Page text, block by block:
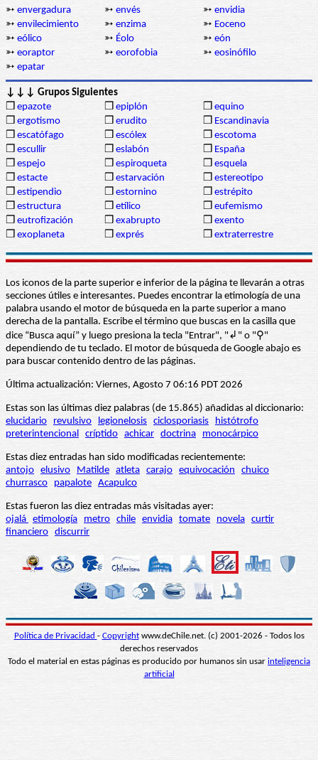
➳ envergadura ➳ envés ➳ envidia
➳ envilecimiento ➳ enzima ➳ Eoceno
➳ eólico ➳ Éolo ➳ eón
➳ eoraptor ➳ eorofobia ➳ eosinófilo
➳ epatar
↓↓↓ Grupos Siguientes
❒ epazote ❒ epiplón ❒ equino
❒ ergotismo ❒ erudito ❒ Escandinavia
❒ escatófago ❒ escólex ❒ escotoma
❒ escullir ❒ eslabón ❒ España
❒ espejo ❒ espiroqueta ❒ esquela
❒ estacte ❒ estarvación ❒ estereotipo
❒ estipendio ❒ estornino ❒ estrépito
❒ estructura ❒ etílico ❒ eufemismo
❒ eutrofización ❒ exabrupto ❒ exento
❒ exoplaneta ❒ exprés ❒ extraterrestre
Los iconos de la parte superior e inferior de la página te llevarán a otras
secciones útiles e interesantes. Puedes encontrar la etimología de una
palabra usando el motor de búsqueda en la parte superior a mano
derecha de la pantalla. Escribe el término que buscas en la casilla que
dice “Busca aquí” y luego presiona la tecla "Entrar", "↲" o "⚲"
dependiendo de tu teclado. El motor de búsqueda de Google abajo es
para buscar contenido dentro de las páginas.
Última actualización: Viernes, Agosto 7 06:16 PDT 2026
Estas son las últimas diez palabras (de 15.865) añadidas al diccionario:
elucidario
revulsivo legionelosis ciclosporiasis
histótrofo
preterintencional críptido achicar doctrina monocárpico
Estas diez entradas han sido modificadas recientemente:
antojo elusivo Matilde atleta carajo equivocación
chuico
churrasco
papalote Acapulco
Estas fueron las diez entradas más visitadas ayer:
ojalá etimología metro chile envidia tomate novela curtir
financiero discurrir
Política de Privacidad - Copyrightwww.deChile.net. (c) 2001-2026 - Todos los
derechos reservados
Todo el material en estas páginas es producido por humanos sin usar inteligencia
artificial